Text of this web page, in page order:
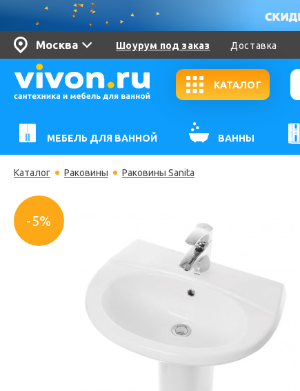
Москва Шоурум под заказ Доставка
КАТАЛОГ
МЕБЕЛЬ ДЛЯ ВАННОЙ ВАННЫ
Каталог Раковины Раковины Sanita
-5%